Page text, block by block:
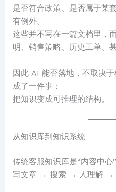
是否符合政策、是否属于某
有例外。
这些并不写在一篇文档里，
明、销售策略、历史工单、
因此 AI 能否落地，不取决
成了一件事：
把知识变成可推理的结构。
从知识库到知识系统
传统客服知识库是“内容中心”
写文章 → 搜索 → 人理解 →